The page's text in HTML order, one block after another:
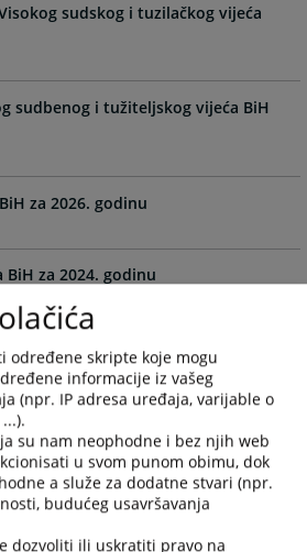
forward
with
the
select
a
Press
the
question
mark
key
to
get
the
keyboard
shortcuts
for
dates.
sudskog i tuzilačkog vijeća
sudbenog i tužiteljskog vijeća BiH
za 2026. godinu
BiH za 2024. godinu
2025. godinu
rada VSTV-a za 2023. godinu.
2024. godinu
određene skripte koje mogu
informacije iz vašeg
(npr. IP adresa uređaja, varijable o
su nam neophodne i bez njih web
u svom punom obimu, dok
a služe za dodatne stvari (npr.
budućeg usavršavanja
dozvoliti ili uskratiti pravo na